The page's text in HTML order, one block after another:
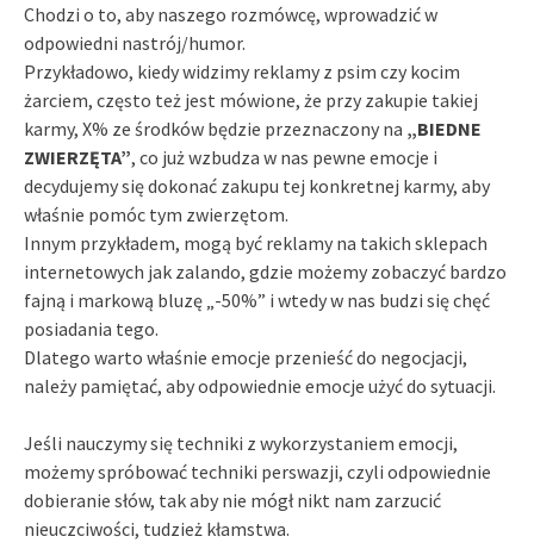
Chodzi o to, aby naszego rozmówcę, wprowadzić w
odpowiedni nastrój/humor.
Przykładowo, kiedy widzimy reklamy z psim czy kocim
żarciem, często też jest mówione, że przy zakupie takiej
karmy, X% ze środków będzie przeznaczony na „BIEDNE
ZWIERZĘTA”, co już wzbudza w nas pewne emocje i
decydujemy się dokonać zakupu tej konkretnej karmy, aby
właśnie pomóc tym zwierzętom.
Innym przykładem, mogą być reklamy na takich sklepach
internetowych jak zalando, gdzie możemy zobaczyć bardzo
fajną i markową bluzę „-50%” i wtedy w nas budzi się chęć
posiadania tego.
Dlatego warto właśnie emocje przenieść do negocjacji,
należy pamiętać, aby odpowiednie emocje użyć do sytuacji.
Jeśli nauczymy się techniki z wykorzystaniem emocji,
możemy spróbować techniki perswazji, czyli odpowiednie
dobieranie słów, tak aby nie mógł nikt nam zarzucić
nieuczciwości, tudzież kłamstwa.